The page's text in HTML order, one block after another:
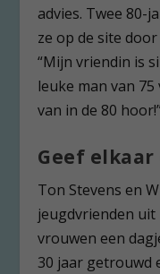
advies. Twee 80-
ze op de site
“Mijn vriendin is
leuke man van
van in de 80
Geef
Ton Stevens en
jeugdvrienden uit
vrouwen een
30 jaar getrouwd